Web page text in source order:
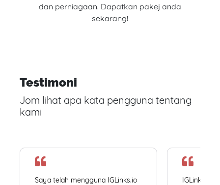
dan perniagaan. Dapatkan pakej anda
sekarang!
Testimoni
Jom lihat apa kata pengguna tentang
kami
Saya telah mengguna IGLinks.io
IGLinks.io